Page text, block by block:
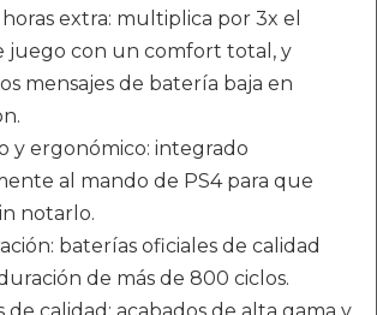
horas extra: multiplica por 3x el
juego con un comfort total, y
mensajes de batería baja en
y ergonómico: integrado
al mando de PS4 para que
notarlo.
baterías oficiales de calidad
de más de 800 ciclos.